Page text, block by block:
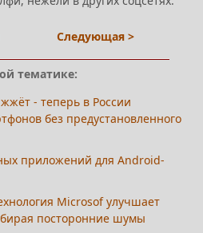
Следующая >
тематике:
жжёт - теперь в России
без предустановленного
приложений для Android-
Microsof улучшает
посторонние шумы